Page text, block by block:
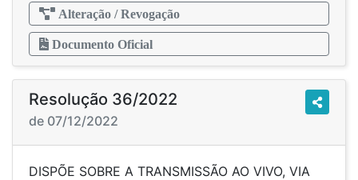
Alteração / Revogação
Documento Oficial
Resolução 36/2022
de 07/12/2022
DISPÕE SOBRE A TRANSMISSÃO AO VIVO, VIA